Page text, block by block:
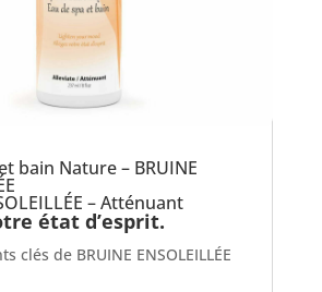
bain Nature – BRUINE
– Atténuant
état d’esprit.
clés de BRUINE ENSOLEILLÉE